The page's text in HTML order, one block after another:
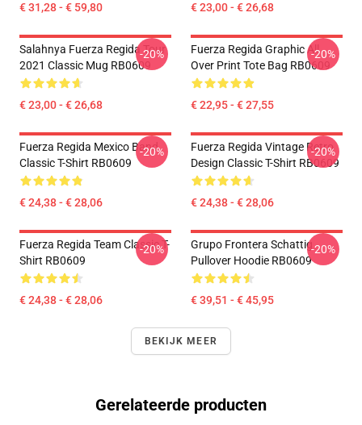
€ 31,28 - € 59,80 € 23,00 - € 26,68
Salahnya Fuerza Regida Tour
2021 Classic Mug RB0609
€ 23,00 - € 26,68
-20%
Fuerza Regida Graphic All
Over Print Tote Bag RB0609
€ 22,95 - € 27,55
-20%
Fuerza Regida Mexico Band
Classic T-Shirt RB0609
€ 24,38 - € 28,06
-20%
Fuerza Regida Vintage Retro
Design Classic T-Shirt RB0609
€ 24,38 - € 28,06
-20%
Fuerza Regida Team Classic T-
Shirt RB0609
€ 24,38 - € 28,06
-20%
Grupo Frontera Schattig
Pullover Hoodie RB0609
€ 39,51 - € 45,95
-20%
BEKIJK MEER
Gerelateerde producten